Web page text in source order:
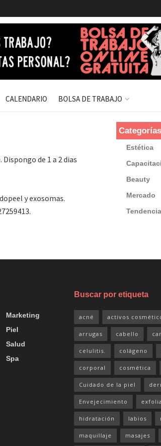
CALENDARIO BOLSA DE TRABAJO
de 1 a 2 dias
y exosomas.
Categorías
Estética
Beauty
Mercado
Marketing
Piel
Salud
Spa
Buscar por etiqueta
acné activos
arrugas cabello
celulitis. colágeno
corporal cosmética
Cuidado de la piel
Envejecimiento
hidratación labios
maquillaje masajes